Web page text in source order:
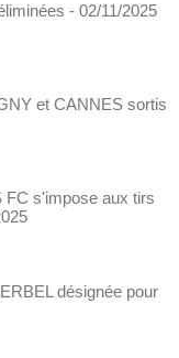
- 02/11/2025
et CANNES sortis
FC s'impose aux tirs
désignée pour